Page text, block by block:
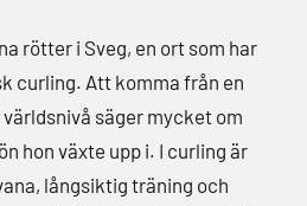
rötter i Sveg, en ort som har
curling. Att komma från en
säger mycket om
hon växte upp i. I curling är
långsiktig träning och